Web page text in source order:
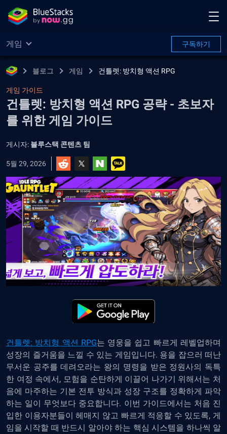
게임 구독하기
블로그 게임 건틀렛: 방치형 액션 RPG
게임 가이드
건틀렛: 방치형 액션 RPG 공략 - 초보자
를 위한 게임 가이드
게시자: 블루스택 콘텐츠 팀
5월 29, 2026
건틀렛: 방치형 액션 RPG는 영웅을 쉽고 빠르게 레벨업하며
성장의 즐거움을 느낄 수 있는 게임입니다. 용을 잡으러 떠난
무서운 공주를 데려오라는 왕의 명령을 받은 정원사의 독특
한 여정 속에서, 모험을 순탄하게 이끌어 나가기 위해서는 처
음에 마주하는 기본 전투 방식과 성장 구조를 정확하게 파악
하는 일이 무엇보다 중요합니다. 이번 가이드에서는 처음 진
입한 이용자분들이 헤매지 않고 빠르게 적응할 수 있도록, 게
임을 시작할 때 반드시 알아야 하는 핵심 시스템을 하나씩 알